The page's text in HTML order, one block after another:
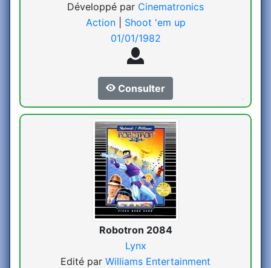
Développé par Cinematronics
Action
Shoot 'em up
01/01/1982
Consulter
Robotron 2084
Lynx
Edité par Williams Entertainment